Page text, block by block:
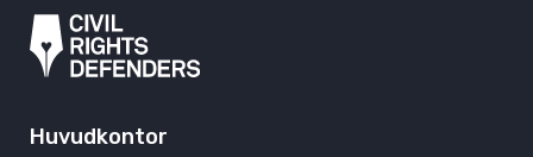
Huvudkontor